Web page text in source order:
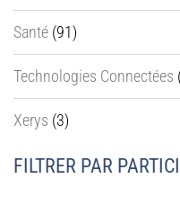
Santé (91)
Technologies Connectées
Xerys (3)
FILTRER PAR